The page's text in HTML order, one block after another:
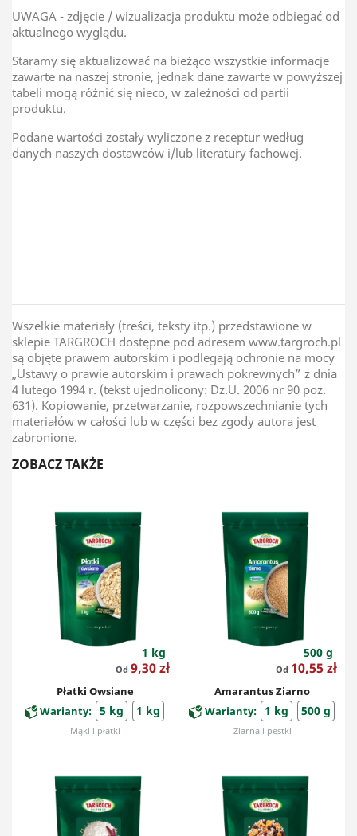
UWAGA - zdjęcie / wizualizacja produktu może odbiegać od
aktualnego wyglądu.
Staramy się aktualizować na bieżąco wszystkie informacje
zawarte na naszej stronie, jednak dane zawarte w powyższej
tabeli mogą różnić się nieco, w zależności od partii
produktu.
Podane wartości zostały wyliczone z receptur według
danych naszych dostawców i/lub literatury fachowej.
Wszelkie materiały (treści, teksty itp.) przedstawione w
sklepie TARGROCH dostępne pod adresem www.targroch.pl
są objęte prawem autorskim i podlegają ochronie na mocy
„Ustawy o prawie autorskim i prawach pokrewnych” z dnia
4 lutego 1994 r. (tekst ujednolicony: Dz.U. 2006 nr 90 poz.
631). Kopiowanie, przetwarzanie, rozpowszechnianie tych
materiałów w całości lub w części bez zgody autora jest
zabronione.
ZOBACZ TAKŻE
1 kg
Od Cena
9,30 zł
Płatki Owsiane
Warianty: 5 kg 1 kg
Mąki i płatki
500 g
Od Cena
10,55 zł
Amarantus Ziarno
Warianty: 1 kg 500 g
Ziarna i pestki